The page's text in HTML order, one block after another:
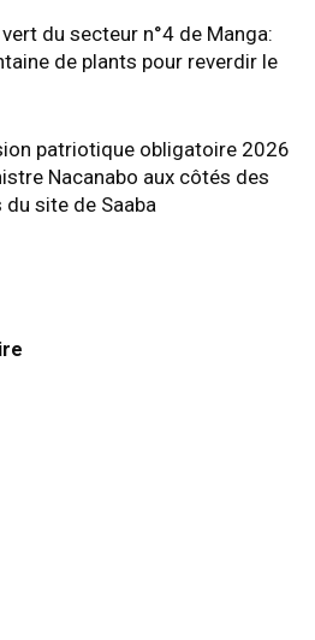
du secteur n°4 de Manga:
de plants pour reverdir le
patriotique obligatoire 2026
Nacanabo aux côtés des
du site de Saaba